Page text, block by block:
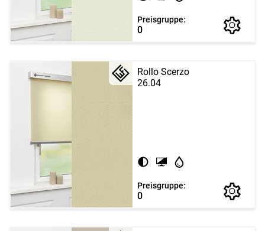
Preisgruppe:
0
Rollo Scerzo
26.04
Preisgruppe:
0